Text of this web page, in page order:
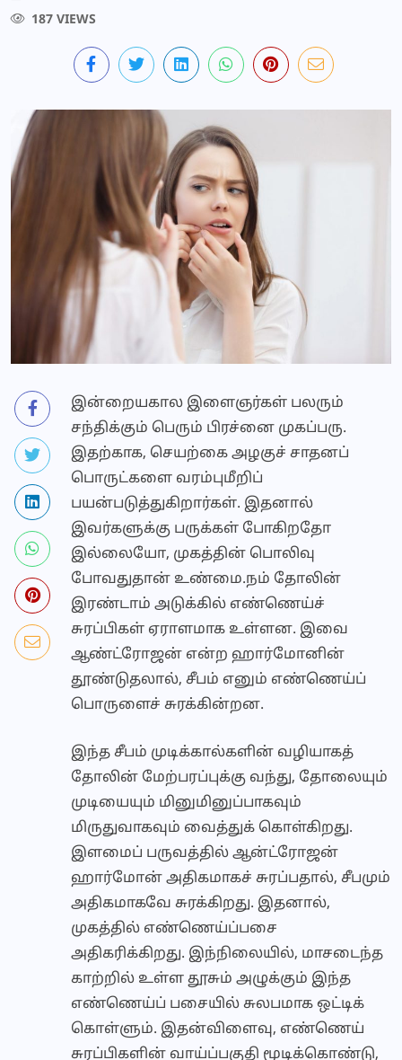
187 VIEWS
இன்றையகால இளைஞர்கள் பலரும்
சந்திக்கும் பெரும் பிரச்னை முகப்பரு.
இதற்காக, செயற்கை அழகுச் சாதனப்
பொருட்களை வரம்புமீறிப்
பயன்படுத்துகிறார்கள். இதனால்
இவர்களுக்கு பருக்கள் போகிறதோ
இல்லையோ, முகத்தின் பொலிவு
போவதுதான் உண்மை.நம் தோலின்
இரண்டாம் அடுக்கில் எண்ணெய்ச்
சுரப்பிகள் ஏராளமாக உள்ளன. இவை
ஆண்ட்ரோஜன் என்ற ஹார்மோனின்
தூண்டுதலால், சீபம் எனும் எண்ணெய்ப்
பொருளைச் சுரக்கின்றன.
இந்த சீபம் முடிக்கால்களின் வழியாகத்
தோலின் மேற்பரப்புக்கு வந்து, தோலையும்
முடியையும் மினுமினுப்பாகவும்
மிருதுவாகவும் வைத்துக் கொள்கிறது.
இளமைப் பருவத்தில் ஆன்ட்ரோஜன்
ஹார்மோன் அதிகமாகச் சுரப்பதால், சீபமும்
அதிகமாகவே சுரக்கிறது. இதனால்,
முகத்தில் எண்ணெய்ப்பசை
அதிகரிக்கிறது. இந்நிலையில், மாசடைந்த
காற்றில் உள்ள தூசும் அழுக்கும் இந்த
எண்ணெய்ப் பசையில் சுலபமாக ஒட்டிக்
கொள்ளும். இதன்விளைவு, எண்ணெய்
சுரப்பிகளின் வாய்ப்பகுதி மூடிக்கொண்டு,